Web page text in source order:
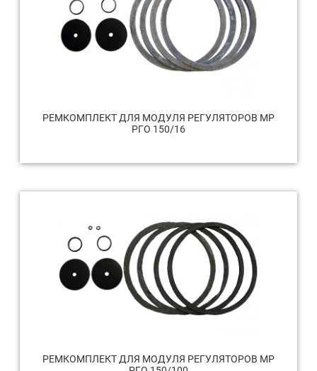
РЕМКОМПЛЕКТ ДЛЯ МОДУЛЯ РЕГУЛЯТОРОВ МР
РГО 150/16
РЕМКОМПЛЕКТ ДЛЯ МОДУЛЯ РЕГУЛЯТОРОВ МР